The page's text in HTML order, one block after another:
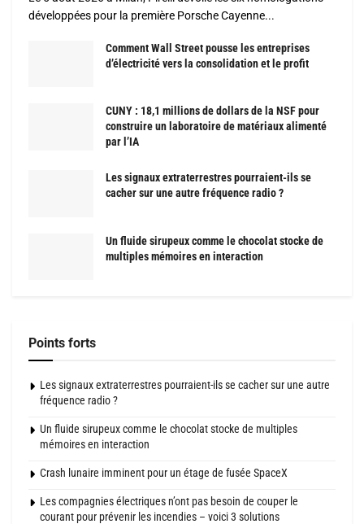
développées pour la première Porsche Cayenne...
Comment Wall Street pousse les entreprises
d’électricité vers la consolidation et le profit
CUNY : 18,1 millions de dollars de la NSF pour
construire un laboratoire de matériaux alimenté
par l’IA
Les signaux extraterrestres pourraient-ils se
cacher sur une autre fréquence radio ?
Un fluide sirupeux comme le chocolat stocke de
multiples mémoires en interaction
Points forts
Les signaux extraterrestres pourraient-ils se cacher sur une autre
fréquence radio ?
Un fluide sirupeux comme le chocolat stocke de multiples
mémoires en interaction
Crash lunaire imminent pour un étage de fusée SpaceX
Les compagnies électriques n’ont pas besoin de couper le
courant pour prévenir les incendies – voici 3 solutions